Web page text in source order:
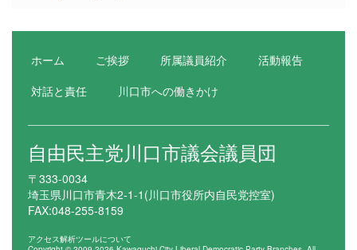
ホーム ご挨拶 所属議員紹介
活動報告
対話と責任
川口市への働きかけ
自由民主党川口市議会議員団
〒333-0034
埼玉県川口市青木2-1-1(川口市役所内自民党控室)
FAX:048-255-8159
アクセス解析ツールについて